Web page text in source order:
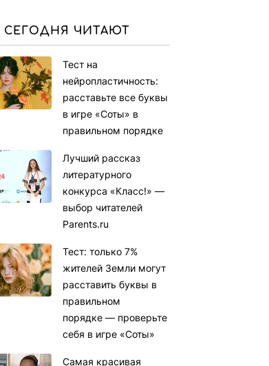
СЕГОДНЯ ЧИТАЮТ
Тест на
нейропластичность:
расставьте все буквы
в игре «Соты» в
правильном порядке
Лучший рассказ
литературного
конкурса «Класс!» —
выбор читателей
Parents.ru
Тест: только 7%
жителей Земли могут
расставить буквы в
правильном
порядке — проверьте
себя в игре «Соты»
Самая красивая